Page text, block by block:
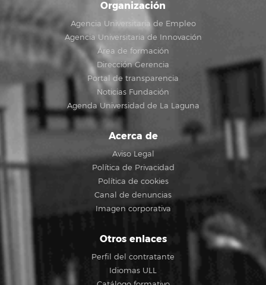
Organización
Agencia Universitaria de Empleo
Agencia Universitaria de Innovación
Área de formación
Dirección Gerencia
Portal de transparencia
Noticias Fundación
Agenda Universidad de La Laguna
Acerca de
Aviso Legal
Política de Privacidad
Política de cookies
Canal de denuncias
Imagen corporativa
Otros enlaces
Perfil del contratante
Idiomas ULL